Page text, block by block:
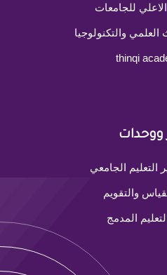
للجامعات
العلمي والتكنولوجيا
thinqi
ووحدات
التعليم الجامعي
والتقويم
المدمج